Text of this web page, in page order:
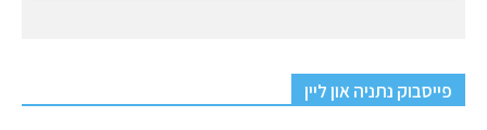
פייסבוק נתניה און ליין